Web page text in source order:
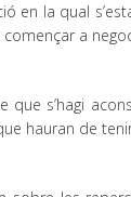
en la qual
a
s’hagi
hauran de